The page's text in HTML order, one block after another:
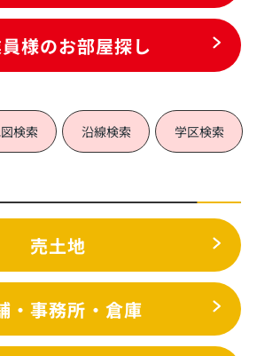
様のお部屋探し
検索 沿線検索 学区検索
売土地
・事務所・倉庫